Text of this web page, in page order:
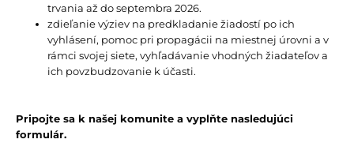
trvania až do septembra 2026.
zdieľanie výziev na predkladanie žiadostí po ich
vyhlásení, pomoc pri propagácii na miestnej úrovni a v
rámci svojej siete, vyhľadávanie vhodných žiadateľov a
ich povzbudzovanie k účasti.
Pripojte sa k našej komunite a vyplňte nasledujúci
formulár.